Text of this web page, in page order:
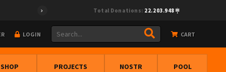
Total Donations: 22.203.948
LOGIN CART
PROJECTS NOSTR POOL